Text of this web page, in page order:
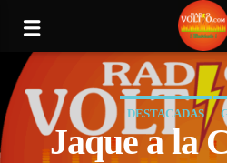
DESTACADAS
Jaque a la